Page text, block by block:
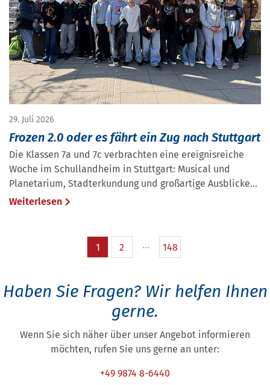
29. Juli 2026
Frozen 2.0 oder es fährt ein Zug nach Stuttgart
Die Klassen 7a und 7c verbrachten eine ereignisreiche
Woche im Schullandheim in Stuttgart: Musical und
Planetarium, Stadterkundung und großartige Ausblicke...
Weiterlesen
1 2 148
Haben Sie Fragen?Wir helfen Ihnen
gerne.
Wenn Sie sich näher über unser Angebot informieren
möchten, rufen Sie uns gerne an unter:
+49 9874 8-6440